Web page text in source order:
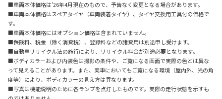
■車両本体価格は'26年4月現在のもので、予告なく変更となる場合があります。
■車両本体価格はスペアタイヤ（車両装着タイヤ）、タイヤ交換用工具付の価格で
す。
■車両本体価格にはオプション価格は含まれていません。
■保険料、税金（除く消費税）、登録料などの諸費用は別途申し受けます。
■自動車リサイクル法の施行により、リサイクル料金が別途必要となります。
■ボディカラーおよび内装色は撮影の条件や、ご覧になる画面で実際の色とは異な
って見えることがあります。また、実車においてもご覧になる環境（屋内外、光の角
度等）により、ボディカラーの見え方は異なります。
■写真は機能説明のために各ランプを点灯したものです。実際の走行状態を示すも